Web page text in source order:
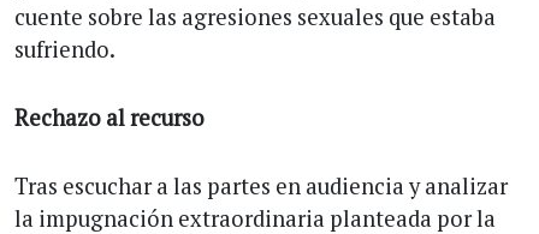
cuente sobre las agresiones sexuales que estaba
sufriendo.
Rechazo al recurso
Tras escuchar a las partes en audiencia y analizar
la impugnación extraordinaria planteada por la